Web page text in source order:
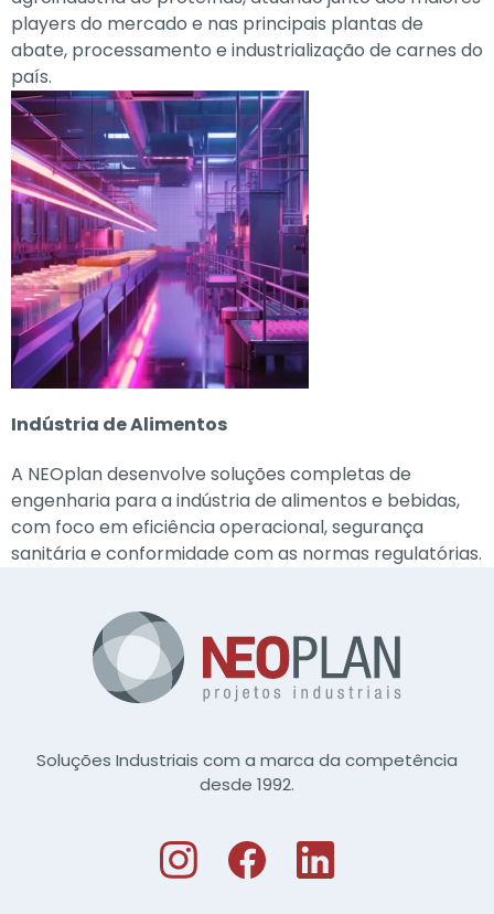
players do mercado e nas principais plantas de
abate, processamento e industrialização de carnes do
país.
Indústria de Alimentos
A NEOplan desenvolve soluções completas de
engenharia para a indústria de alimentos e bebidas,
com foco em eficiência operacional, segurança
sanitária e conformidade com as normas regulatórias.
Soluções Industriais com a marca da competência
desde 1992.